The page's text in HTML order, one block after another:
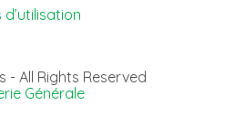
- All Rights Reserved
Générale